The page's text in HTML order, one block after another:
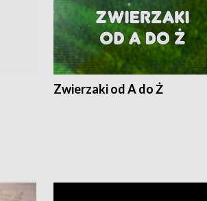
Zwierzaki od A do Ż